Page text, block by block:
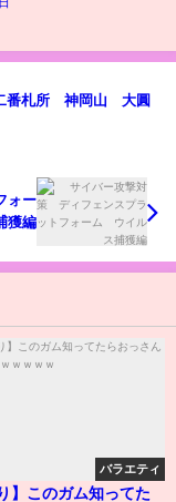
番札所 神岡山 大圓
ォー
獲編
バラエティ
】このガム知ってた